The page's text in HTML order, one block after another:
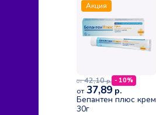
Акция
от 42,10р. - 10%
от 37,89 р.
Бепантен плюс крем
30г